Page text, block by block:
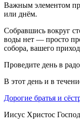
Важным элементом
или днём.
Собравшись вокруг
воды нет — просто
собора, вашего
Проведите день в
В этот день и в
Дорогие братья и
Иисус Христос